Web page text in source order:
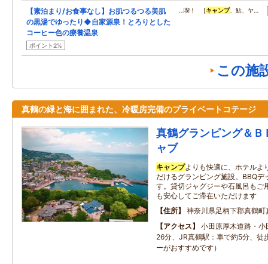
【素泊まり/お食事なし】お肌つるつる美肌
の黒湯でゆったり◆自家源泉！とろりとした
コーヒー色の療養温泉
ポイント2%
…喫！ [キャンプ、鮎、ヤ…
この施
真鶴の緑と海に囲まれた、冷暖房完備のプライベートコテージ
真鶴グランピング＆Ｂ
ャブ
キャンプよりも快適に、ホテルよ
だけるグランピング施設。BBQデ
す。貸切ジャグジーや石風呂もご
も安心してご滞在いただけます
住所
神奈川県足柄下郡真鶴町
アクセス
小田原厚木道路・
26分、JR真鶴駅：車で約5分、徒
ーがおすすめです）